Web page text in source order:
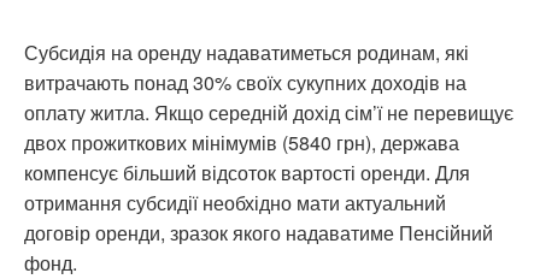
Субсидія на оренду надаватиметься родинам, які
витрачають понад 30% своїх сукупних доходів на
оплату житла. Якщо середній дохід сім’ї не перевищує
двох прожиткових мінімумів (5840 грн), держава
компенсує більший відсоток вартості оренди. Для
отримання субсидії необхідно мати актуальний
договір оренди, зразок якого надаватиме Пенсійний
фонд.